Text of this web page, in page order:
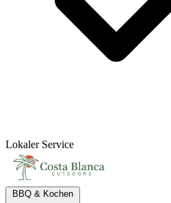
Lokaler Service